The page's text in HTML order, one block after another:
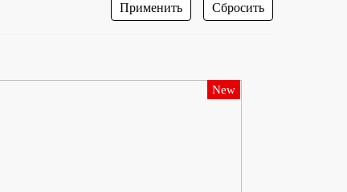
Применить Сбросить
New